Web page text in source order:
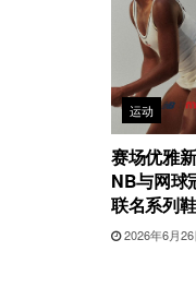
运动
赛场优雅
NB与网球
联名系列
2026年6月26